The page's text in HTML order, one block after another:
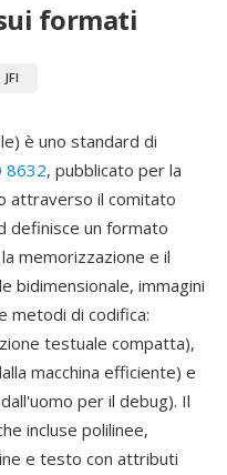
formati
JFI
è uno standard di
8632, pubblicato per la
attraverso il comitato
definisce un formato
memorizzazione e il
bidimensionale, immagini
metodi di codifica:
testuale compatta),
macchina efficiente) e
per il debug). Il
incluse polilinee,
e testo con attributi